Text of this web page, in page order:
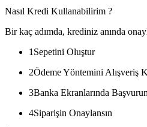
Nasıl Kredi Kullanabilirim ?
Bir kaç adımda, krediniz anında
1 Sepetini Oluştur
2Ödeme Yöntemini Alışveriş
3Banka Ekranlarında
4Siparişin Onaylansın